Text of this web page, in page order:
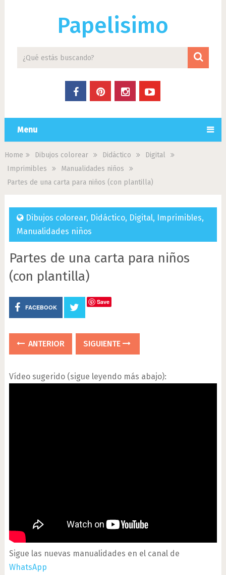
Papelisimo
Menu
Home Dibujos colorear Didáctico
Digital
Imprimibles
Manualidades niños
Partes de una carta para niños (con plantilla)
Dibujos colorear, Didáctico, Digital, Imprimibles,
Manualidades niños
Partes de una carta para niños
(con plantilla)
FACEBOOK
Save
ANTERIOR SIGUIENTE
Vídeo sugerido (sigue leyendo más abajo):
Sigue las nuevas manualidades en el canal de
WhatsApp